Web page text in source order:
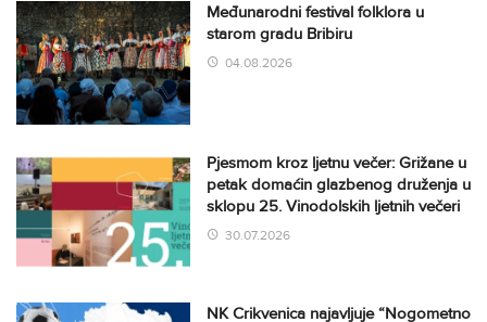
Međunarodni festival folklora u
starom gradu Bribiru
04.08.2026
Pjesmom kroz ljetnu večer: Grižane u
petak domaćin glazbenog druženja u
sklopu 25. Vinodolskih ljetnih večeri
30.07.2026
NK Crikvenica najavljuje “Nogometno